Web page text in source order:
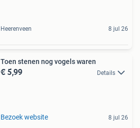
Heerenveen 8 jul 26
Toen stenen nog vogels waren
€ 5,99 Details
Bezoek website 8 jul 26